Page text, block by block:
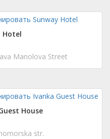
Hotel
Manolova Street
House
str.